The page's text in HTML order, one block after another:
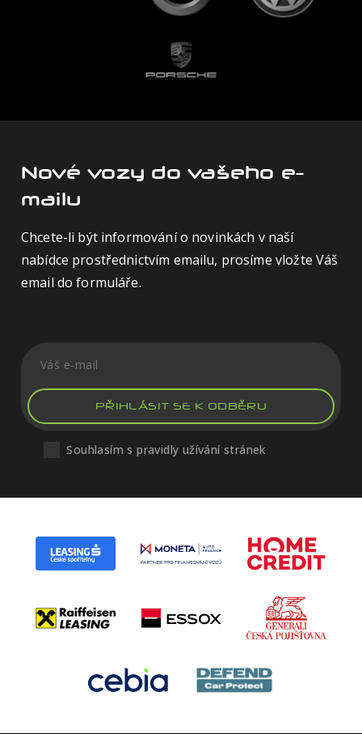
Nové vozy do vašeho e-
mailu
Chcete-li být informování o novinkách v naší
nabídce prostřednictvím emailu, prosíme vložte Váš
email do formuláře.
PŘIHLÁSIT SE K ODBĚRU
Souhlasím s pravidly užívání stránek